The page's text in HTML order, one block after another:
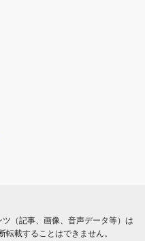
（記事、画像、音声データ等）は
載することはできません。